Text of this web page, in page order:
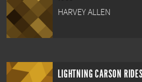
HARVEY ALLEN
LIGHTNING CARSON